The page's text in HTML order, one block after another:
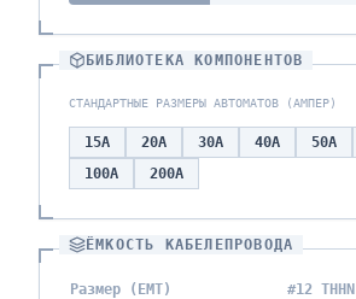
БИБЛИОТЕКА КОМПОНЕНТОВ
СТАНДАРТНЫЕ РАЗМЕРЫ АВТОМАТОВ (АМПЕР)
15A 20A 30A 40A 50A
100A 200A
ЁМКОСТЬ КАБЕЛЕПРОВОДА
Размер (EMT) #12 THHN